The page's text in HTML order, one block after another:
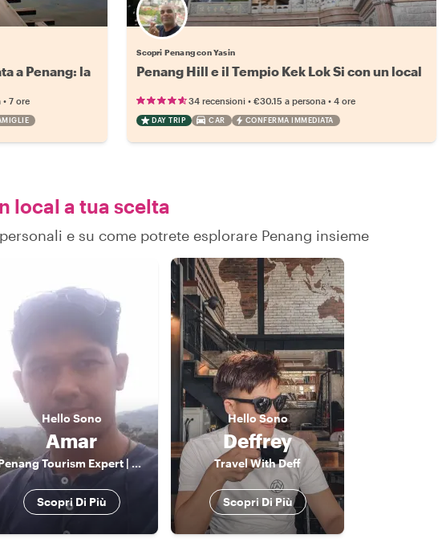
a Penang: la
• 7 ore
Scopri Penang con Yasin
Penang Hill e il Tempio Kek Lok Si con un local
34 recensioni •€30.15 a persona •4 ore
DAY TRIP CAR CONFERMA IMMEDIATA
local a tua scelta
e su come potrete esplorare Penang insieme
Hello Sono
Amar
Penang Tourism Expert | Licensed Guide | Local Insights Beyond the Guidebooks
Scopri Di Più
HelloSono
Deffrey
Travel With Deff
Scopri Di Più